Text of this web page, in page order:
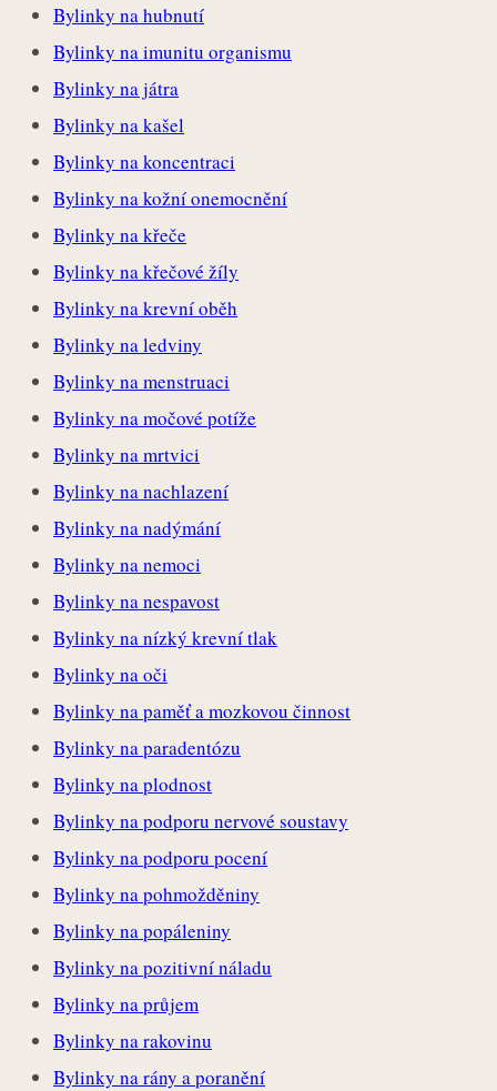
Bylinky na hubnutí
Bylinky na imunitu organismu
Bylinky na játra
Bylinky na kašel
Bylinky na koncentraci
Bylinky na kožní onemocnění
Bylinky na křeče
Bylinky na křečové žíly
Bylinky na krevní oběh
Bylinky na ledviny
Bylinky na menstruaci
Bylinky na močové potíže
Bylinky na mrtvici
Bylinky na nachlazení
Bylinky na nadýmání
Bylinky na nemoci
Bylinky na nespavost
Bylinky na nízký krevní tlak
Bylinky na oči
Bylinky na paměť a mozkovou činnost
Bylinky na paradentózu
Bylinky na plodnost
Bylinky na podporu nervové soustavy
Bylinky na podporu pocení
Bylinky na pohmožděniny
Bylinky na popáleniny
Bylinky na pozitivní náladu
Bylinky na průjem
Bylinky na rakovinu
Bylinky na rány a poranění